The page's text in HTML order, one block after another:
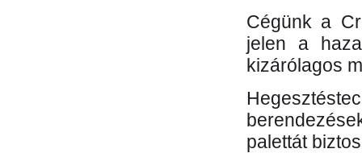
Cégünk a
jelen a
kizárólagos
palettát